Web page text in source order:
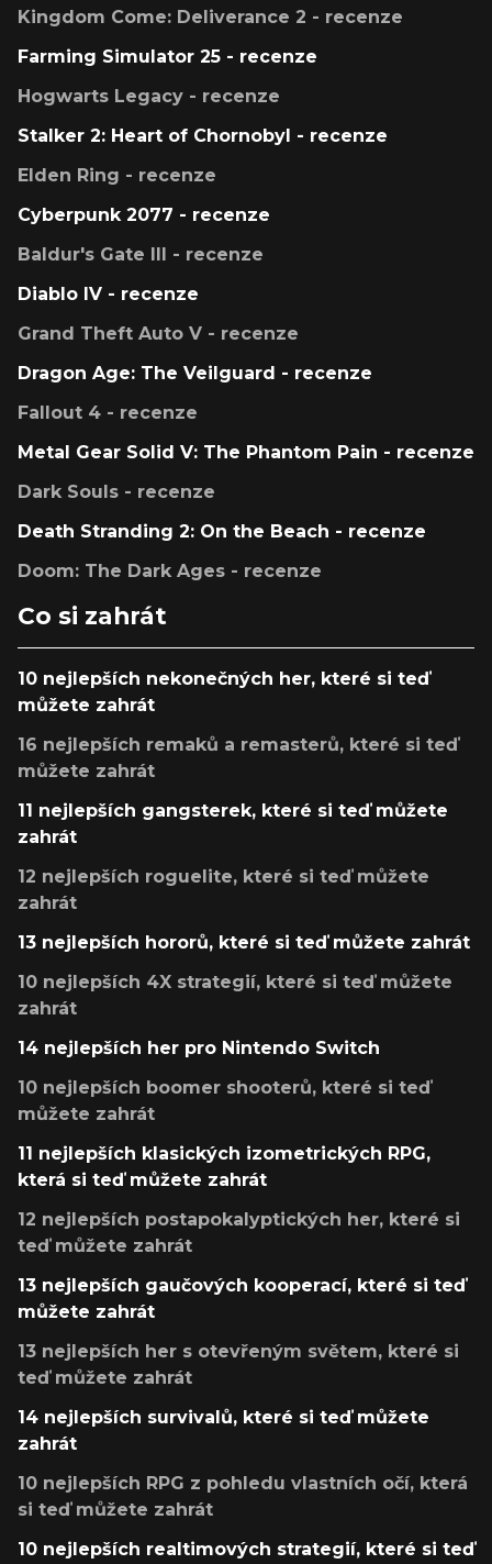
Kingdom Come: Deliverance 2 - recenze
Farming Simulator 25 - recenze
Hogwarts Legacy - recenze
Stalker 2: Heart of Chornobyl - recenze
Elden Ring - recenze
Cyberpunk 2077 - recenze
Baldur's Gate III - recenze
Diablo IV - recenze
Grand Theft Auto V - recenze
Dragon Age: The Veilguard - recenze
Fallout 4 - recenze
Metal Gear Solid V: The Phantom Pain - recenze
Dark Souls - recenze
Death Stranding 2: On the Beach - recenze
Doom: The Dark Ages - recenze
Co si zahrát
10 nejlepších nekonečných her, které si teď
můžete zahrát
16 nejlepších remaků a remasterů, které si teď
můžete zahrát
11 nejlepších gangsterek, které si teď můžete
zahrát
12 nejlepších roguelite, které si teď můžete
zahrát
13 nejlepších hororů, které si teď můžete zahrát
10 nejlepších 4X strategií, které si teď můžete
zahrát
14 nejlepších her pro Nintendo Switch
10 nejlepších boomer shooterů, které si teď
můžete zahrát
11 nejlepších klasických izometrických RPG,
která si teď můžete zahrát
12 nejlepších postapokalyptických her, které si
teď můžete zahrát
13 nejlepších gaučových kooperací, které si teď
můžete zahrát
13 nejlepších her s otevřeným světem, které si
teď můžete zahrát
14 nejlepších survivalů, které si teď můžete
zahrát
10 nejlepších RPG z pohledu vlastních očí, která
si teď můžete zahrát
10 nejlepších realtimových strategií, které si teď